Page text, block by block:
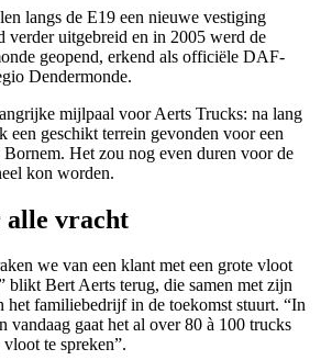
langs de E19 een nieuwe vestiging
verder uitgebreid en in 2005 werd de
geopend, erkend als officiële DAF-
Dendermonde.
mijlpaal voor Aerts Trucks: na lang
een geschikt terrein gevonden voor een
Het zou nog even duren voor de
kon worden.
alle vracht
we van een klant met een grote vloot
blikt Bert Aerts terug, die samen met zijn
het familiebedrijf in de toekomst stuurt. “In
vandaag gaat het al over 80 à 100 trucks
te spreken”.